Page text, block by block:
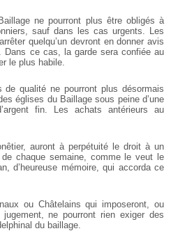
ne pourront plus être obligés à
sauf dans les cas urgents. Les
quelqu’un devront en donner avis
Dans ce cas, la garde sera confiée au
le plus habile.
qualité ne pourront plus désormais
églises du Baillage sous peine d’une
fin. Les achats antérieurs au
auront à perpétuité le droit à un
chaque semaine, comme le veut le
d’heureuse mémoire, qui accorda ce
ou Châtelains qui imposeront, ou
ne pourront rien exiger des
du baillage.